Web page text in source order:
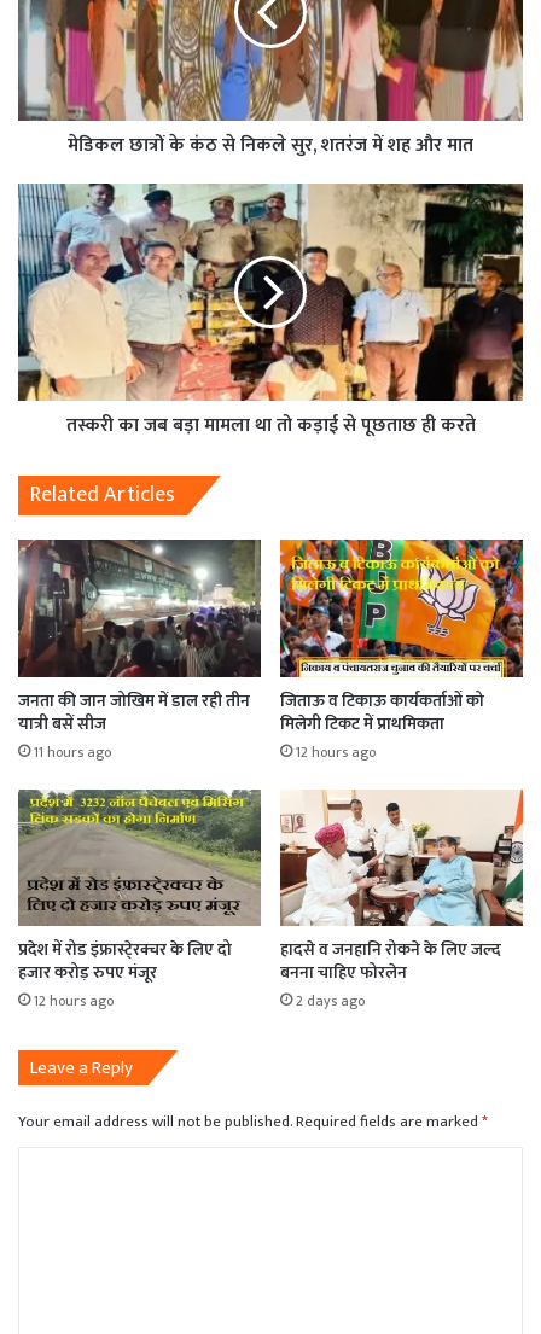
मेडिकल छात्रों के कंठ से निकले सुर, शतरंज में शह और मात
तस्करी का जब बड़ा मामला था तो कड़ाई से पूछताछ ही करते
Related Articles
जनता की जान जोखिम में डाल रही तीन
यात्री बसें सीज
11 hours ago
जिताऊ व टिकाऊ कार्यकर्ताओं को
मिलेगी टिकट में प्राथमिकता
12 hours ago
प्रदेश में रोड इंफ्रास्टे्रक्चर के लिए दो
हजार करोड़ रुपए मंजूर
12 hours ago
हादसे व जनहानि रोकने के लिए जल्द
बनना चाहिए फोरलेन
2 days ago
Leave a Reply
Your email address will not be published.Required fields are marked*